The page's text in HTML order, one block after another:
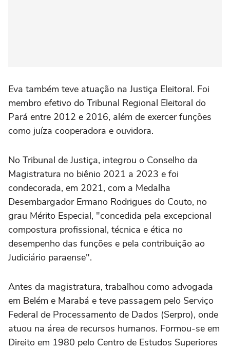
Eva também teve atuação na Justiça Eleitoral. Foi
membro efetivo do Tribunal Regional Eleitoral do
Pará entre 2012 e 2016, além de exercer funções
como juíza cooperadora e ouvidora.
No Tribunal de Justiça, integrou o Conselho da
Magistratura no biênio 2021 a 2023 e foi
condecorada, em 2021, com a Medalha
Desembargador Ermano Rodrigues do Couto, no
grau Mérito Especial, "concedida pela excepcional
compostura profissional, técnica e ética no
desempenho das funções e pela contribuição ao
Judiciário paraense".
Antes da magistratura, trabalhou como advogada
em Belém e Marabá e teve passagem pelo Serviço
Federal de Processamento de Dados (Serpro), onde
atuou na área de recursos humanos. Formou-se em
Direito em 1980 pelo Centro de Estudos Superiores